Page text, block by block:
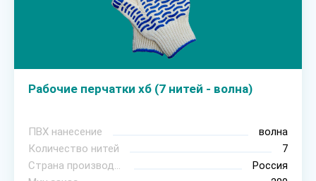
Рабочие перчатки хб (7 нитей - волна)
ПВХ нанесение
волна
Количество нитей
7
Страна производитель
Россия